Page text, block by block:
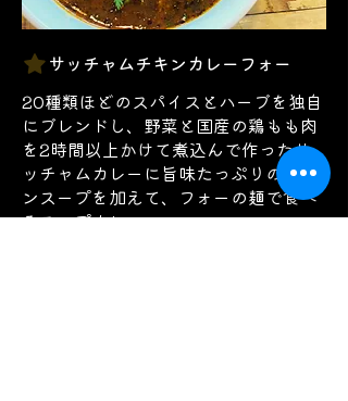
サッチャムチキンカレーフォー
20種類ほどのスパイスとハーブを独自
にブレンドし、野菜と国産の鶏もも肉
を2時間以上かけて煮込んで作ったサ
ッチャムカレーに旨味たっぷりのチキ
ンスープを加えて、フォーの麺で食べ
るスープカレー。